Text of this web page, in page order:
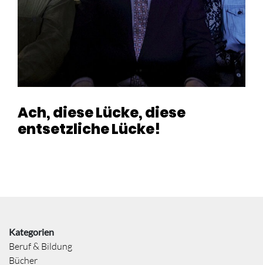
Ach, diese Lücke, diese
entsetzliche Lücke!
Kategorien
Beruf & Bildung
Bücher